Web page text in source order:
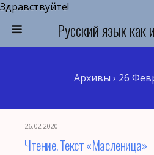
Здравствуйте!
Русский язык как
Архивы › 26
26.02.2020
Чтение. Текст «Масленица»